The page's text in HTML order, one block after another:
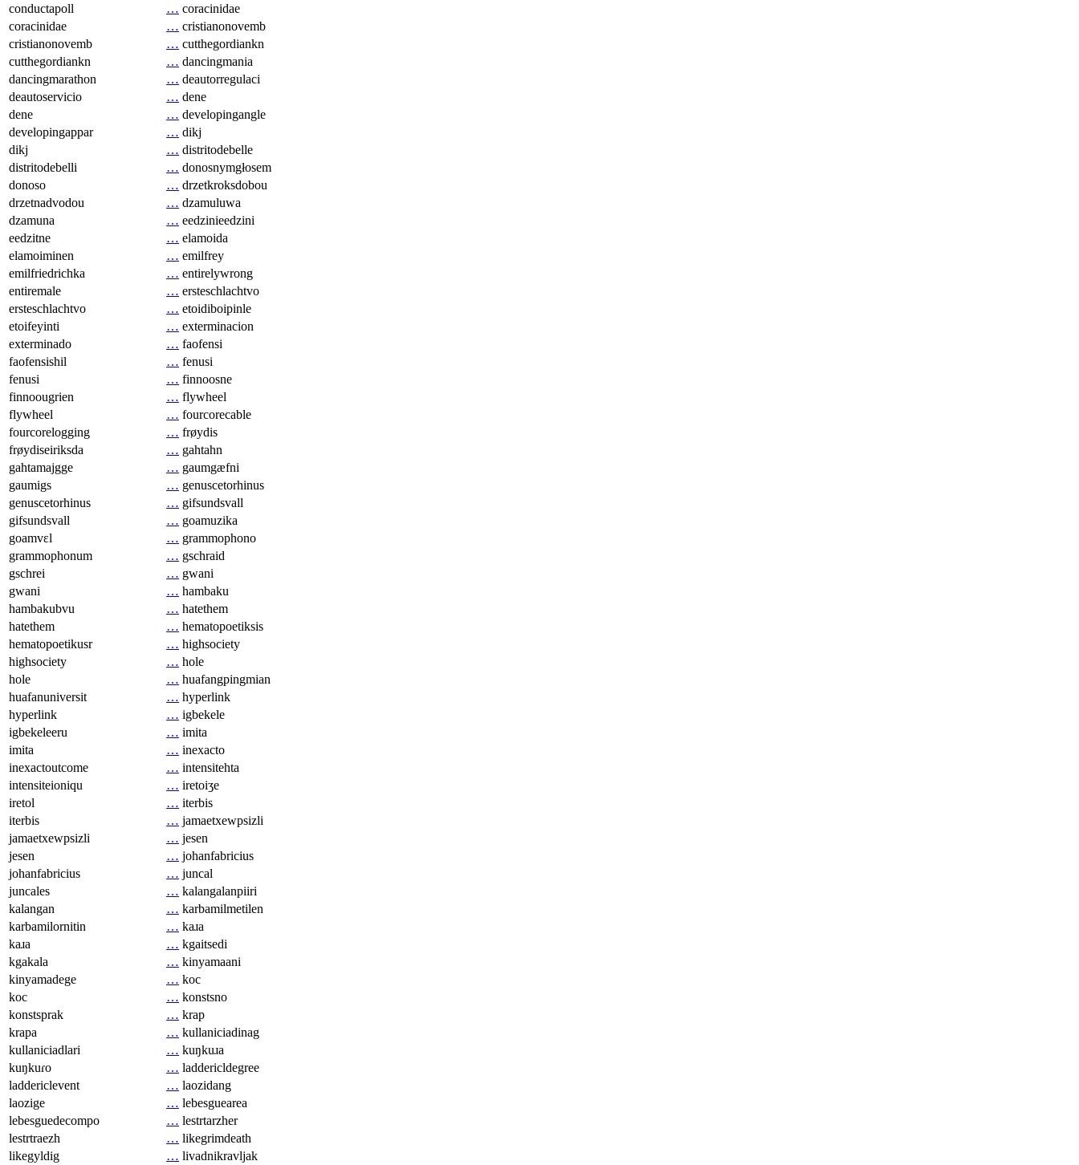
conductapoll
… coracinidae
coracinidae
… cristianonovemb
cristianonovemb
… cutthegordiankn
cutthegordiankn
… dancingmania
dancingmarathon
… deautorregulaci
deautoservicio
… dene
dene
… developingangle
developingappar
… dikj
dikj
… distritodebelle
distritodebelli
… donosnymgłosem
donoso
… drzetkroksdobou
drzetnadvodou
… dzamuluwa
dzamuna
… eedzinieedzini
eedzitne
… elamoida
elamoiminen
… emilfrey
emilfriedrichka
… entirelywrong
entiremale
… ersteschlachtvo
ersteschlachtvo
… etoidiboipinle
etoifeyinti
… exterminacion
exterminado
… faofensi
faofensishil
… fenusi
fenusi
… finnoosne
finnoougrien
… flywheel
flywheel
… fourcorecable
fourcorelogging
… frøydis
frøydiseiriksda
… gahtahn
gahtamajgge
… gaumgæfni
gaumigs
… genuscetorhinus
genuscetorhinus
… gifsundsvall
gifsundsvall
… goamuzika
goamvɛl
… grammophono
grammophonum
… gschraid
gschrei
… gwani
gwani
… hambaku
hambakubvu
… hatethem
hatethem
… hematopoetiksis
hematopoetikusr
… highsociety
highsociety
… hole
hole
… huafangpingmian
huafanuniversit
… hyperlink
hyperlink
… igbekele
igbekeleeru
… imita
imita
… inexacto
inexactoutcome
… intensitehta
intensiteioniqu
… iretoiʒe
iretol
… iterbis
iterbis
… jamaetxewpsizli
jamaetxewpsizli
… jesen
jesen
… johanfabricius
johanfabricius
… juncal
juncales
… kalangalanpiiri
kalangan
… karbamilmetilen
karbamilornitin
… kaɹa
kaɹa
… kgaitsedi
kgakala
… kinyamaani
kinyamadege
… koc
koc
… konstsno
konstsprak
… krap
krapa
… kullaniciadinag
kullaniciadlari
… kuŋkuɹa
kuŋkuɾo
… laddericldegree
laddericlevent
… laozidang
laozige
… lebesguearea
lebesguedecompo
… lestrtarzher
lestrtraezh
… likegrimdeath
likegyldig
… livadnikravljak